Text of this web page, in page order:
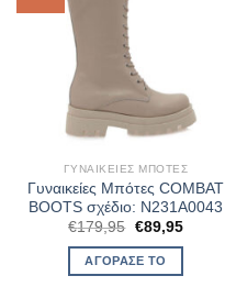
ΓΥΝΑΙΚΕΊΕΣ ΜΠΌΤΕΣ
Γυναικείες Μπότες COMBAT
BOOTS σχέδιο: N231A0043
€179,95 Original
was:
€179,95.
€89,95Η
ΑΓΌΡΑΣΈ ΤΟ